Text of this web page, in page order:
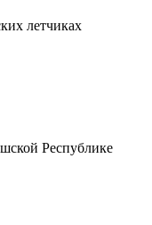
летчиках
Республике